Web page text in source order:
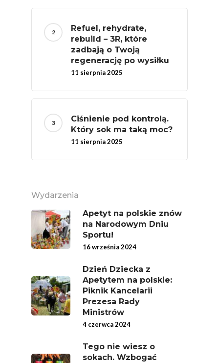
Refuel, rehydrate,
rebuild – 3R, które
zadbają o Twoją
regenerację po wysiłku
11 sierpnia 2025
Ciśnienie pod kontrolą.
Który sok ma taką moc?
11 sierpnia 2025
Wydarzenia
Apetyt na polskie znów
na Narodowym Dniu
Sportu!
16 września 2024
Dzień Dziecka z
Apetytem na polskie:
Piknik Kancelarii
Prezesa Rady
Ministrów
4 czerwca 2024
Tego nie wiesz o
sokach. Wzbogać